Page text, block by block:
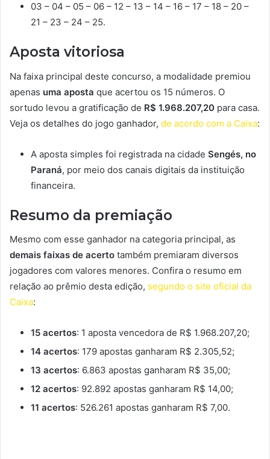
03 – 04 – 05 – 06 – 12 – 13 – 14 – 16 – 17 – 18 – 20 –
21 – 23 – 24 – 25.
Aposta vitoriosa
Na faixa principal deste concurso, a modalidade premiou
apenas uma aposta que acertou os 15 números. O
sortudo levou a gratificação de R$ 1.968.207,20 para casa.
Veja os detalhes do jogo ganhador, de acordo com a Caixa:
A aposta simples foi registrada na cidade Sengés, no
Paraná, por meio dos canais digitais da instituição
financeira.
Resumo da premiação
Mesmo com esse ganhador na categoria principal, as
demais faixas de acerto também premiaram diversos
jogadores com valores menores. Confira o resumo em
relação ao prêmio desta edição, segundo o site oficial da
Caixa:
15 acertos: 1 aposta vencedora de R$ 1.968.207,20;
14 acertos: 179 apostas ganharam R$ 2.305,52;
13 acertos: 6.863 apostas ganharam R$ 35,00;
12 acertos: 92.892 apostas ganharam R$ 14,00;
11 acertos: 526.261 apostas ganharam R$ 7,00.